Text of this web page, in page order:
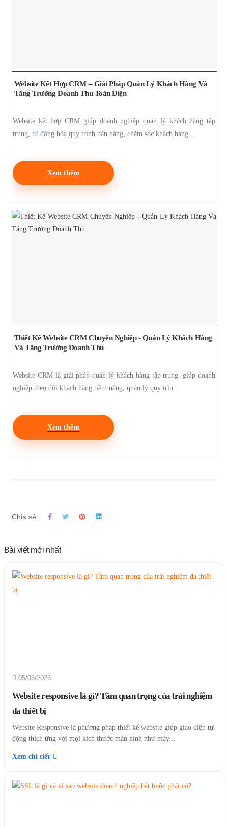
Bài viết mới nhất
05/08/2026
Website responsive là gì? Tầm quan trọng của trải nghiệm
đa thiết bị
Website Responsive là phương pháp thiết kế website giúp giao diện tự
động thích ứng với mọi kích thước màn hình như máy...
Xem chi tiết
Website Kết Hợp CRM – Giải Pháp Quản Lý Khách Hàng Và
Tăng Trưởng Doanh Thu Toàn Diện
Website kết hợp CRM giúp doanh nghiệp quản lý khách hàng tập
trung, tự động hóa quy trình bán hàng, chăm sóc khách hàng...
Xem thêm
Thiết Kế Website CRM Chuyên Nghiệp - Quản Lý Khách Hàng
Và Tăng Trưởng Doanh Thu
Website CRM là giải pháp quản lý khách hàng tập trung, giúp doanh
nghiệp theo dõi khách hàng tiềm năng, quản lý quy trìn...
Xem thêm
Chia sẻ: